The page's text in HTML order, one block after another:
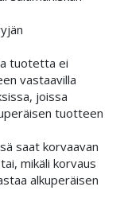
tuotetta ei
vastaavilla
joissa
tuotteen
saat korvaavan
mikäli korvaus
alkuperäisen